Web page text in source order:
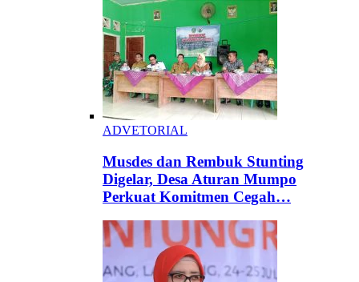
ADVETORIAL
Musdes dan Rembuk Stunting
Digelar, Desa Aturan Mumpo
Perkuat Komitmen Cegah…